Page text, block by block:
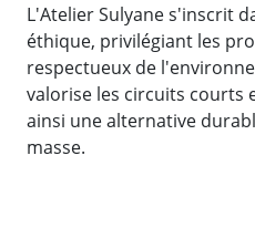
L'Atelier Sulyane s'inscrit
éthique, privilégiant les
respectueux de
valorise les circuits courts
ainsi une alternative
masse.